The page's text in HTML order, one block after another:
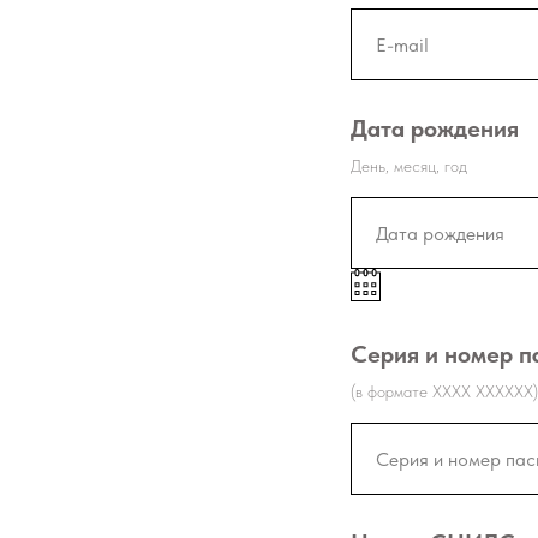
Дата рождения
День, месяц, год
Серия и номер
(в формате ХХХХ ХХХХХХ)